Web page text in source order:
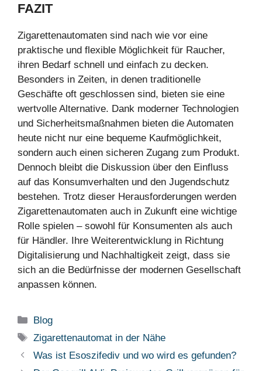
FAZIT
Zigarettenautomaten sind nach wie vor eine
praktische und flexible Möglichkeit für Raucher,
ihren Bedarf schnell und einfach zu decken.
Besonders in Zeiten, in denen traditionelle
Geschäfte oft geschlossen sind, bieten sie eine
wertvolle Alternative. Dank moderner Technologien
und Sicherheitsmaßnahmen bieten die Automaten
heute nicht nur eine bequeme Kaufmöglichkeit,
sondern auch einen sicheren Zugang zum Produkt.
Dennoch bleibt die Diskussion über den Einfluss
auf das Konsumverhalten und den Jugendschutz
bestehen. Trotz dieser Herausforderungen werden
Zigarettenautomaten auch in Zukunft eine wichtige
Rolle spielen – sowohl für Konsumenten als auch
für Händler. Ihre Weiterentwicklung in Richtung
Digitalisierung und Nachhaltigkeit zeigt, dass sie
sich an die Bedürfnisse der modernen Gesellschaft
anpassen können.
Categories
Blog
Tags
Zigarettenautomat in der Nähe
Was ist Esoszifediv und wo wird es gefunden?